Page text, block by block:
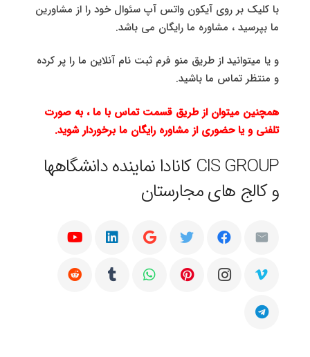
با کلیک بر روی آیکون واتس آپ سئوال خود را از مشاورین
ما بپرسید ، مشاوره ما رایگان می باشد.
و یا میتوانید از طریق منو فرم ثبت نام آنلاین ما را پر کرده
و منتظر تماس ما باشید.
همچنین میتوان از طریق قسمت تماس با ما ، به صورت
تلفنی و یا حضوری از مشاوره رایگان ما برخوردار شوید.
CIS GROUP کانادا نماینده دانشگاهها
و کالج های مجارستان